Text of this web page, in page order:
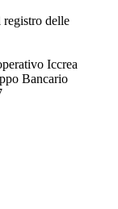
delle
Iccrea
Bancario